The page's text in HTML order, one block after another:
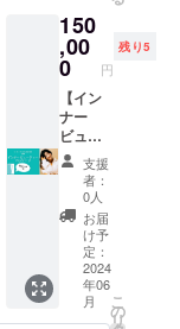
す。商
品開封
前には
必ずお
届けの
リター
ンに貼
付され
たラベ
ルや注
意書き
をご確
認くだ
さい。
い。 艶
肌女神
の広告
や
Instagr
amのコ
ラボラ
イブに
ご出演
いただ
けま
す！
※SNSの
内容に
よって
は審査
F。
46,800
円お
得！ 原
材料及
び添加
物等の
食品表
示はお
届け商
品のラ
ベルに
表記さ
れま
す。 商
品開封
150
,00
0 円
残り5
【イン
ナー
ビュー
ティー
パッ
ケー
ジ】 全
6回。
コーチ
ングに
よるお
悩み相
支援
者：
0人
お届
け予
定：
2024
年06
月
こ
の
リ